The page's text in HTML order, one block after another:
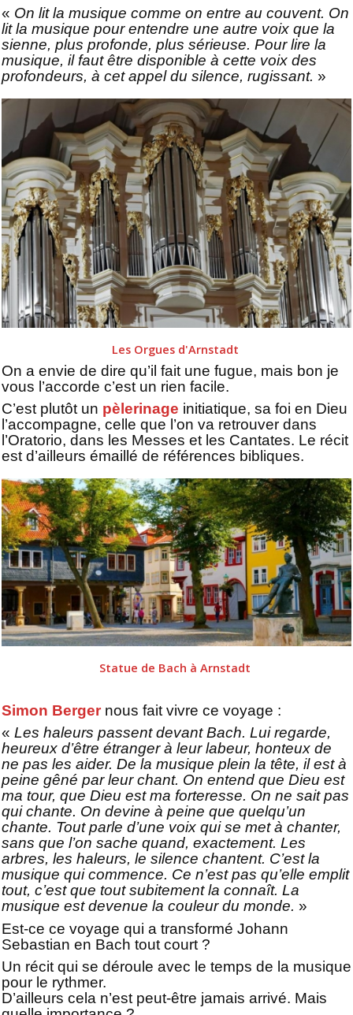
« On lit la musique comme on entre au couvent. On
lit la musique pour entendre une autre voix que la
sienne, plus profonde, plus sérieuse. Pour lire la
musique, il faut être disponible à cette voix des
profondeurs, à cet appel du silence, rugissant. »
Les Orgues d'Arnstadt
On a envie de dire qu’il fait une fugue, mais bon je
vous l’accorde c’est un rien facile.
C’est plutôt un pèlerinage initiatique, sa foi en Dieu
l’accompagne, celle que l’on va retrouver dans
l’Oratorio, dans les Messes et les Cantates. Le récit
est d’ailleurs émaillé de références bibliques.
Statue de Bach à Arnstadt
Simon Berger nous fait vivre ce voyage :
« Les haleurs passent devant Bach. Lui regarde,
heureux d’être étranger à leur labeur, honteux de
ne pas les aider. De la musique plein la tête, il est à
peine gêné par leur chant. On entend que Dieu est
ma tour, que Dieu est ma forteresse. On ne sait pas
qui chante. On devine à peine que quelqu’un
chante. Tout parle d’une voix qui se met à chanter,
sans que l’on sache quand, exactement. Les
arbres, les haleurs, le silence chantent. C’est la
musique qui commence. Ce n’est pas qu’elle emplit
tout, c’est que tout subitement la connaît. La
musique est devenue la couleur du monde. »
Est-ce ce voyage qui a transformé Johann
Sebastian en Bach tout court ?
Un récit qui se déroule avec le temps de la musique
pour le rythmer.
D’ailleurs cela n’est peut-être jamais arrivé. Mais